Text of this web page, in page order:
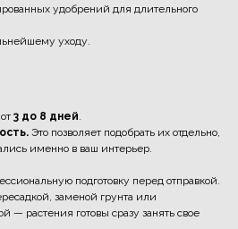
удобрений для длительного
уходу.
от3 до 8 дней.
Это позволяет подобрать их отдельно,
именно в ваш интерьер.
подготовку перед отправкой.
заменой грунта или
— растения готовы сразу занять свое